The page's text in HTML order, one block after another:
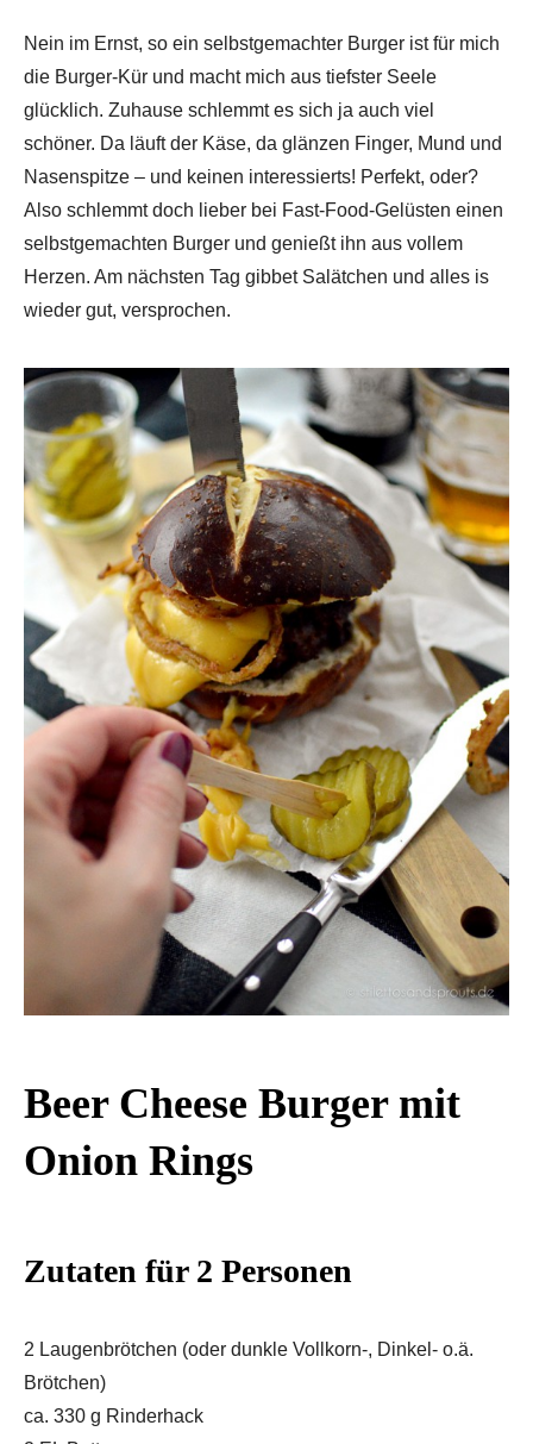
Nein im Ernst, so ein selbstgemachter Burger ist für mich
die Burger-Kür und macht mich aus tiefster Seele
glücklich. Zuhause schlemmt es sich ja auch viel
schöner. Da läuft der Käse, da glänzen Finger, Mund und
Nasenspitze – und keinen interessierts! Perfekt, oder?
Also schlemmt doch lieber bei Fast-Food-Gelüsten einen
selbstgemachten Burger und genießt ihn aus vollem
Herzen. Am nächsten Tag gibbet Salätchen und alles is
wieder gut, versprochen.
Beer Cheese Burger mit
Onion Rings
Zutaten für 2 Personen
2 Laugenbrötchen (oder dunkle Vollkorn-, Dinkel- o.ä.
Brötchen)
ca. 330 g Rinderhack